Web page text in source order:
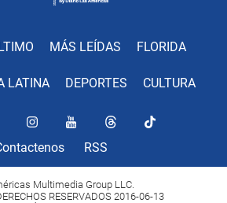
MÁS LEÍDAS FLORIDA
LATINA DEPORTES CULTURA
RSS
Multimedia Group LLC.
RESERVADOS 2016-06-13